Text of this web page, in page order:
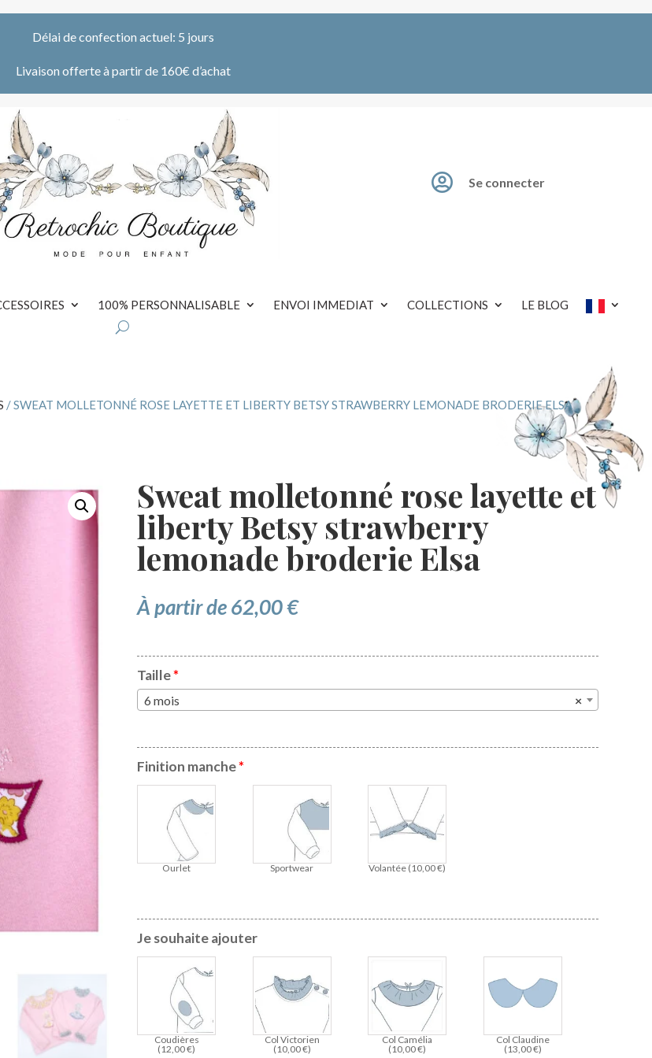
Délai de confection actuel: 5 jours
Livaison offerte à partir de 160€ d’achat
 Se connecter
100% PERSONNALISABLE ENVOI IMMEDIAT COLLECTIONS LE BLOG
/ SWEAT MOLLETONNÉ ROSE LAYETTE ET LIBERTY BETSY STRAWBERRY LEMONADE BRODERIE ELSA
Sweat molletonné rose layette et
liberty Betsy strawberry
lemonade broderie Elsa
À partir de62,00€
Taille*
×
6 mois
Finition manche*
Ourlet Sportwear Volantée (10,00€)
Je souhaite ajouter
Coudières
(12,00€)
Col Victorien
(10,00€)
Col Camélia
(10,00€)
Col Claudine
(13,00€)